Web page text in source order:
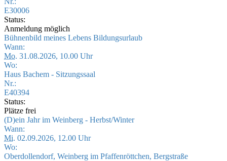
E30006
Status:
Anmeldung möglich
Bühnenbild meines Lebens Bildungsurlaub
Wann:
Mo. 31.08.2026, 10.00 Uhr
Wo:
Haus Bachem - Sitzungssaal
Nr.:
E40394
Status:
Plätze frei
(D)ein Jahr im Weinberg - Herbst/Winter
Wann:
Mi. 02.09.2026, 12.00 Uhr
Wo:
Oberdollendorf, Weinberg im Pfaffenröttchen, Bergstraße